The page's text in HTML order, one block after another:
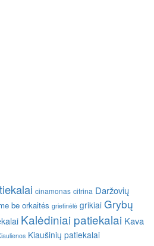
cinamonas citrina Daržovių
be orkaitės grietinėlė grikiai Grybų
Kalėdiniai patiekalai Kava
Kiaušinių patiekalai